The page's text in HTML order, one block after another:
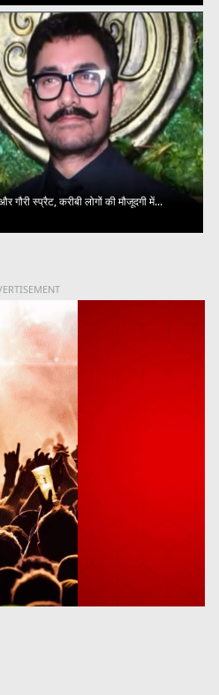
स्प्रैट, करीबी लोगों की मौजूदगी में...